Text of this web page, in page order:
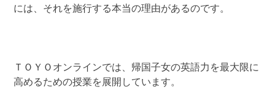
には、それを施行する本当の理由があるのです。
ＴＯＹＯオンラインでは、帰国子女の英語力を最大限に
高めるための授業を展開しています。